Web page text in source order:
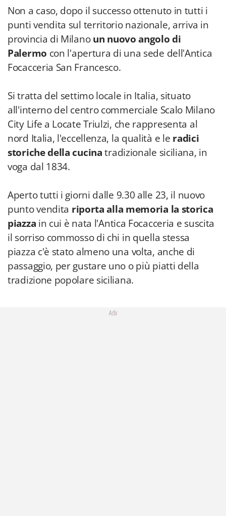
Non a caso, dopo il successo ottenuto in tutti i
punti vendita sul territorio nazionale, arriva in
provincia di Milanoun nuovo angolo di
Palermo con l'apertura di una sede dell'Antica
Focacceria San Francesco.
Si tratta del settimo locale in Italia, situato
all'interno del centro commerciale Scalo Milano
City Life a Locate Triulzi, che rappresenta al
nord Italia, l'eccellenza, la qualità e le radici
storiche della cucinatradizionale siciliana, in
voga dal 1834.
Aperto tutti i giorni dalle 9.30 alle 23, il nuovo
punto vendita riporta alla memoria la storica
piazza in cui è nata l'Antica Focacceria e suscita
il sorriso commosso di chi in quella stessa
piazza c'è stato almeno una volta, anche di
passaggio, per gustare uno o più piatti della
tradizione popolare siciliana.
Adv